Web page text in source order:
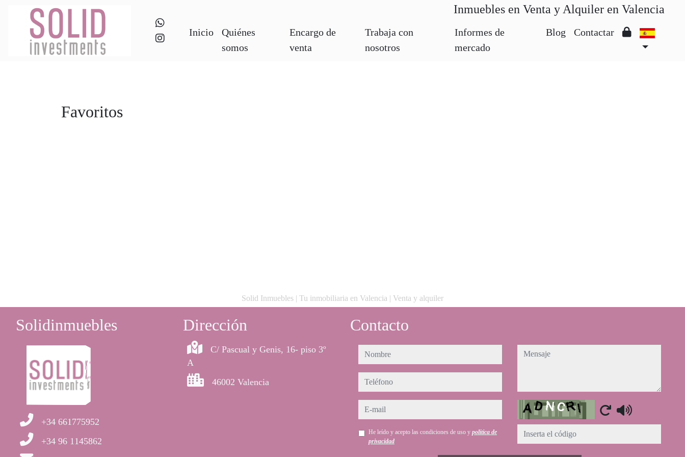
Inmuebles en Venta y Alquiler en Valencia
Inicio
Quiénes
somos
Encargo de
venta
Trabaja con
nosotros
Informes de
mercado
Blog Contactar
Favoritos
Solid Inmuebles | Tu inmobiliaria en Valencia | Venta y alquiler
Solidinmuebles
+34 661775952
+34 96 1145862
Dirección
C/ Pascual y Genis, 16- piso 3º
A
46002 Valencia
Contacto
nombre
teléfono
e-mail
He leído y acepto las condiciones de uso y política de
privacidad
mensaje
Captcha